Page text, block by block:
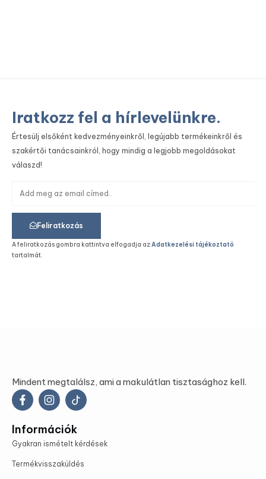
Iratkozz fel a hírlevelünkre.
Értesülj elsőként kedvezményeinkről, legújabb termékeinkről és
szakértői tanácsainkról, hogy mindig a legjobb megoldásokat
válaszd!
Feliratkozás
A feliratkozás gombra kattintva elfogadja azAdatkezelési tájékoztató
tartalmát.
Mindent megtalálsz, ami a makulátlan tisztasághoz kell.
Információk
Gyakran ismételt kérdések
Termékvisszaküldés